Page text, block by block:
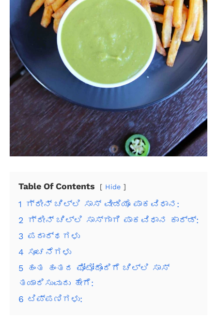
Table Of Contents Hide
1 ಗ್ರೀನ್ ಚಿಲ್ಲಿ ಸಾಸ್ ವೀಡಿಯೊ ಪಾಕವಿಧಾನ:
2 ಗ್ರೀನ್ ಚಿಲ್ಲಿ ಸಾಸ್‌ಗಾಗಿ ಪಾಕವಿಧಾನ ಕಾರ್ಡ್:
3 ಪದಾರ್ಥಗಳು
4 ಸೂಚನೆಗಳು
5 ಹಂತ ಹಂತದ ಫೋಟೋದೊಂದಿಗೆ ಚಿಲ್ಲಿ ಸಾಸ್
ತಯಾರಿಸುವುದು ಹೇಗೆ:
6 ಟಿಪ್ಪಣಿಗಳು: